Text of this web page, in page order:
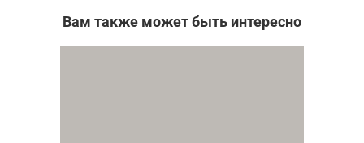
Вам также может быть интересно